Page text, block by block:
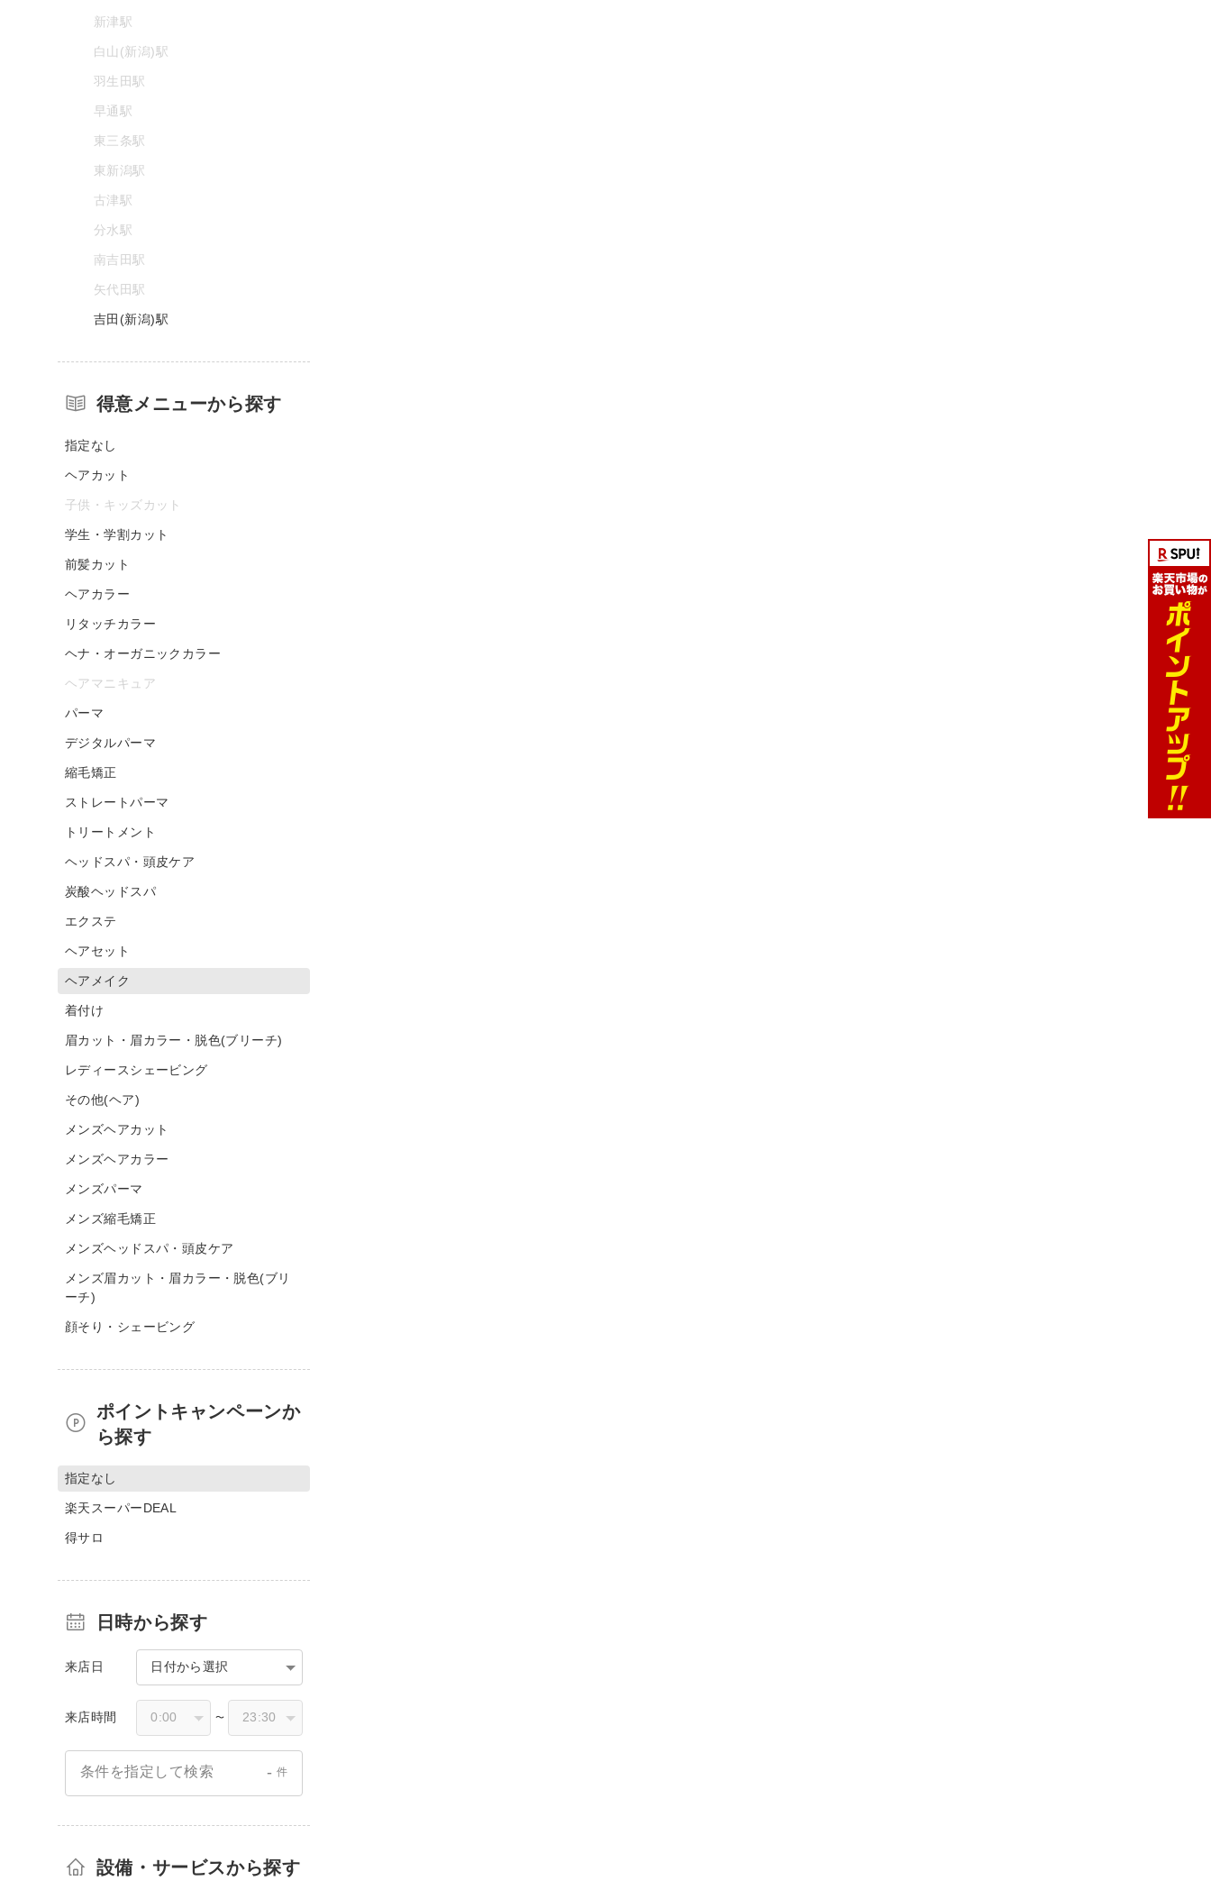
新津駅
白山(新潟)駅
羽生田駅
早通駅
東三条駅
東新潟駅
古津駅
分水駅
南吉田駅
矢代田駅
吉田(新潟)駅
得意メニューから探す
指定なし
ヘアカット
子供・キッズカット
学生・学割カット
前髪カット
ヘアカラー
リタッチカラー
ヘナ・オーガニックカラー
ヘアマニキュア
パーマ
デジタルパーマ
縮毛矯正
ストレートパーマ
トリートメント
ヘッドスパ・頭皮ケア
炭酸ヘッドスパ
エクステ
ヘアセット
ヘアメイク
着付け
眉カット・眉カラー・脱色(ブリーチ)
レディースシェービング
その他(ヘア)
メンズヘアカット
メンズヘアカラー
メンズパーマ
メンズ縮毛矯正
メンズヘッドスパ・頭皮ケア
メンズ眉カット・眉カラー・脱色(ブリ
ーチ)
顔そり・シェービング
ポイントキャンペーンか
ら探す
指定なし
楽天スーパーDEAL
得サロ
日時から探す
来店日 日付から選択
来店時間 〜
条件を指定して検索 - 件
設備・サービスから探す